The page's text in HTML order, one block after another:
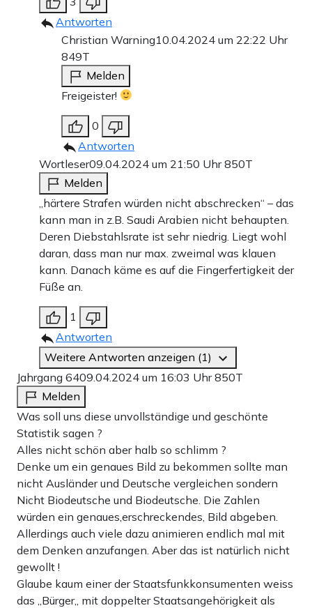
Antworten
Christian Warning10.04.2024 um 22:22 Uhr
849T
Melden
Freigeister!
0
Antworten
Wortleser09.04.2024 um 21:50 Uhr850T
Melden
„härtere Strafen würden nicht abschrecken“ – das
kann man in z.B. Saudi Arabien nicht behaupten.
Deren Diebstahlsrate ist sehr niedrig. Liegt wohl
daran, dass man nur max. zweimal was klauen
kann. Danach käme es auf die Fingerfertigkeit der
Füße an.
1
Antworten
Weitere Antworten anzeigen (1)
Jahrgang 6409.04.2024 um 16:03 Uhr850T
Melden
Was soll uns diese unvollständige und geschönte
Statistik sagen ?
Alles nicht schön aber halb so schlimm ?
Denke um ein genaues Bild zu bekommen sollte man
nicht Ausländer und Deutsche vergleichen sondern
Nicht Biodeutsche und Biodeutsche. Die Zahlen
würden ein genaues,erschreckendes, Bild abgeben.
Allerdings auch viele dazu animieren endlich mal mit
dem Denken anzufangen. Aber das ist natürlich nicht
gewollt !
Glaube kaum einer der Staatsfunkkonsumenten weiss
das ,,Bürger,, mit doppelter Staatsangehörigkeit als